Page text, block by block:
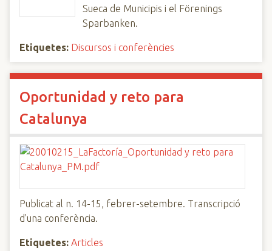
Sueca de Municipis i el Förenings
Sparbanken.
Etiquetes: Discursos i conferències
Oportunidad y reto para
Catalunya
Publicat al n. 14-15, febrer-setembre. Transcripció
d'una conferència.
Etiquetes: Articles